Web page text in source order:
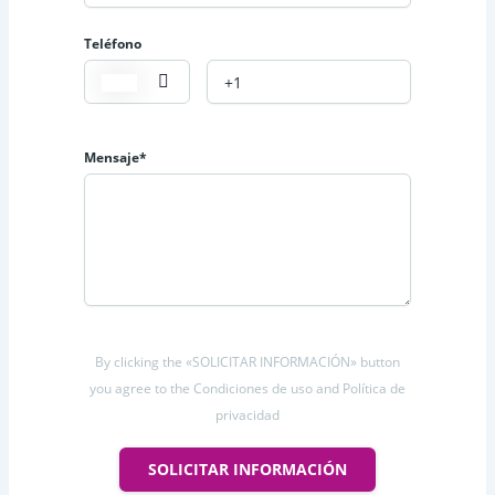
Teléfono
Mensaje*
By clicking the «SOLICITAR INFORMACIÓN» button
you agree to the Condiciones de uso and Política de
privacidad
SOLICITAR INFORMACIÓN